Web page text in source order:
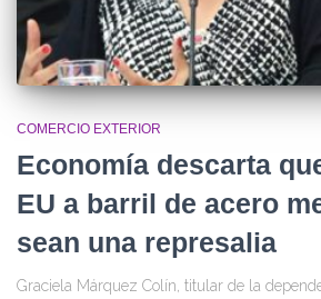
COMERCIO EXTERIOR
Economía descarta
EU a barril de acero
sean una represalia
Graciela Márquez Colín, titular de la